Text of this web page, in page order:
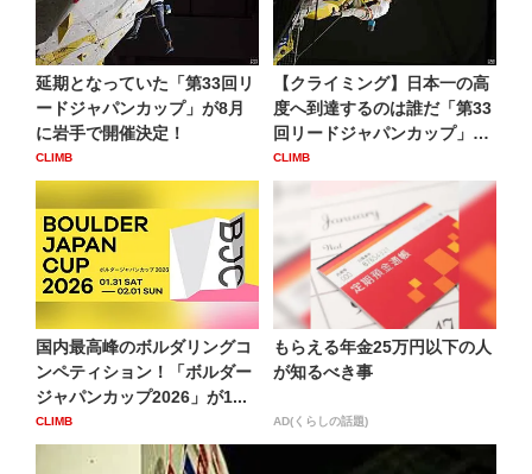
延期となっていた「第33回リ
ードジャパンカップ」が8月
に岩手で開催決定！
CLIMB
【クライミング】日本一の高
度へ到達するのは誰だ「第33
回リードジャパンカップ」
の...
CLIMB
国内最高峰のボルダリングコ
ンペティション！「ボルダー
ジャパンカップ2026」が1...
CLIMB
もらえる年金25万円以下の人
が知るべき事
AD(くらしの話題)